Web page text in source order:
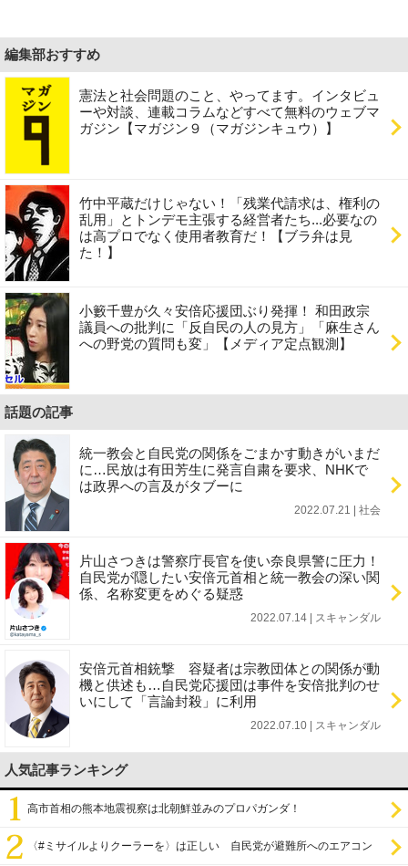
編集部おすすめ
憲法と社会問題のこと、やってます。インタビュ
ーや対談、連載コラムなどすべて無料のウェブマ
ガジン【マガジン９（マガジンキュウ）】
竹中平蔵だけじゃない！「残業代請求は、権利の
乱用」とトンデモ主張する経営者たち...必要なの
は高プロでなく使用者教育だ！【ブラ弁は見
た！】
小籔千豊が久々安倍応援団ぶり発揮！ 和田政宗
議員への批判に「反自民の人の見方」「麻生さん
への野党の質問も変」【メディア定点観測】
話題の記事
統一教会と自民党の関係をごまかす動きがいまだ
に…民放は有田芳生に発言自粛を要求、NHKで
は政界への言及がタブーに
2022.07.21 | 社会
片山さつきは警察庁長官を使い奈良県警に圧力！
自民党が隠したい安倍元首相と統一教会の深い関
係、名称変更をめぐる疑惑
2022.07.14 | スキャンダル
安倍元首相銃撃 容疑者は宗教団体との関係が動
機と供述も…自民党応援団は事件を安倍批判のせ
いにして「言論封殺」に利用
2022.07.10 | スキャンダル
人気記事ランキング
高市首相の熊本地震視察は北朝鮮並みのプロパガンダ！
〈#ミサイルよりクーラーを〉は正しい 自民党が避難所へのエアコン